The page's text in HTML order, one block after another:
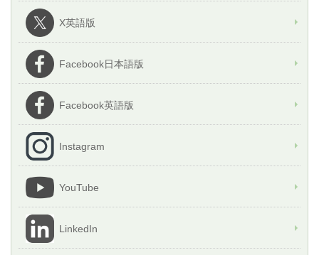
X英語版
Facebook日本語版
Facebook英語版
Instagram
YouTube
LinkedIn